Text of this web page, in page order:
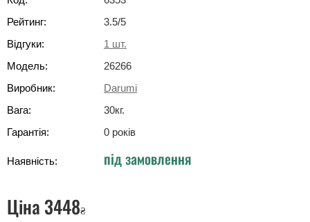
Рейтинг:
3.5/5
Відгуки:
1 шт.
Модель:
26266
Виробник:
Darumi
Вага:
30кг.
Гарантія:
0 років
Наявність: під замовлення
Ціна 3448₴